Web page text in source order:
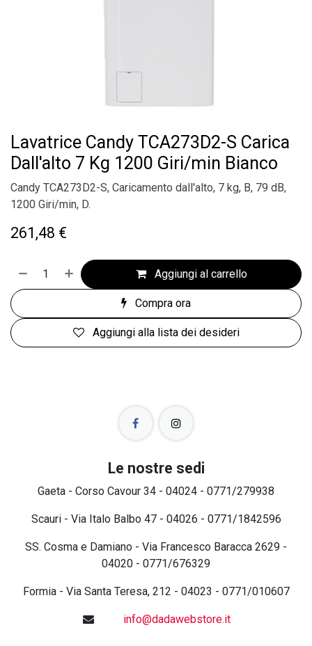
Lavatrice Candy TCA273D2-S Carica
Dall'alto 7 Kg 1200 Giri/min Bianco
Candy TCA273D2-S, Caricamento dall'alto, 7 kg, B, 79 dB,
1200 Giri/min, D.
261,48 €
Aggiungi al carrello
Compra ora
Aggiungi alla lista dei desideri
Le nostre sedi
Gaeta - Corso Cavour 34 - 04024 - 0771/279938
Scauri - Via Italo Balbo 47 - 04026 - 0771/1842596
SS. Cosma e Damiano - Via Francesco Baracca 2629 -
04020 - 0771/676329
Formia - Via Santa Teresa, 212 - 04023 - 0771/010607
info@dadawebstore.it